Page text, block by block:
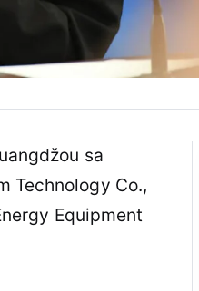
sa
Technology Co.,
Equipment